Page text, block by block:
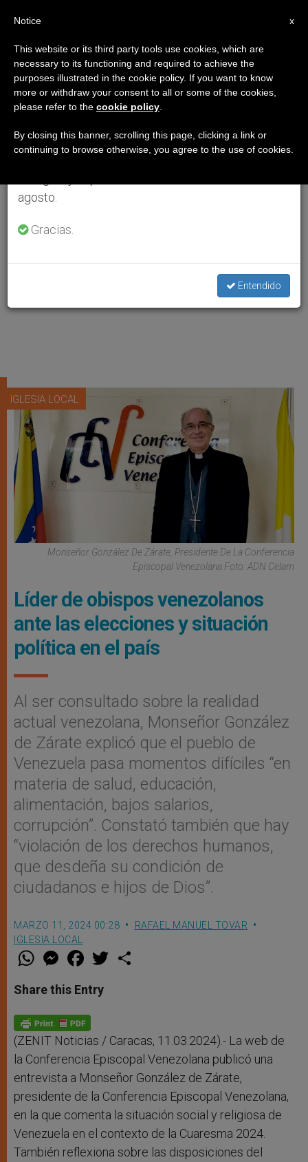
IGLESIA LOCAL
Monseñor González De Zárate, Presidente De La Conferencia
Episcopal Venezolana Foto: ADN Celam
Líder de obispos venezolanos
ante las elecciones y situación
política en el país
Al ser consultado sobre la realidad
actual venezolana, Monseñor González
de Zárate explicó que el pueblo de
Venezuela pasa momentos difíciles “en
materia de salud, educación,
alimentación, bajos salarios,
corrupción”. Constató también que hay
“violación de los derechos humanos,
que desdeña su condición de
ciudadanos e hijos de Dios”.
MARZO 11, 2024 00:28
RAFAEL MANUEL TOVAR
IGLESIA LOCAL
W
t
s
p
p
M
e
s
e
g
e
r
F
a
e
b
o
k
w
Share this Entry
(ZENIT Noticias / Caracas, 11.03.2024).- La web de
la Conferencia Episcopal Venezolana publicó una
entrevista a Monseñor González de Zárate,
presidente de la Conferencia Episcopal Venezolana,
en la que comenta la situación social y religiosa de
Venezuela en el contexto de la Cuaresma 2024.
También reflexiona sobre las disposiciones del
×
Aviso importante
Del 27 de julio al 7 de agosto haremos la pausa
anual, aprovechando que en el periodo de verano
se generan menos informaciones y también el
agosto.
Gracias.
Entendido
x
Notice
This website or its third party tools use cookies, which are
necessary to its functioning and required to achieve the
purposes illustrated in the cookie policy. If you want to know
more or withdraw your consent to all or some of the cookies,
please refer to the cookie policy
By closing this banner, scrolling this page, clicking a link or
continuing to browse otherwise, you agree to the use of cookies.